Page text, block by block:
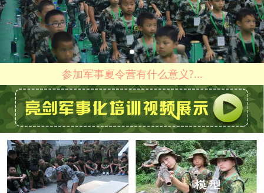
参加军事夏令营有什么意义?...